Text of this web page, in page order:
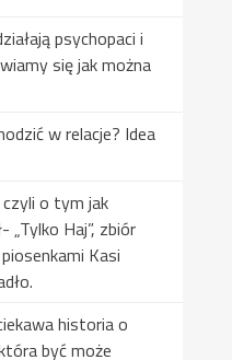
psychopaci i
się jak można
w relacje? Idea
o tym jak
„Tylko Haj”, zbiór
Kasi
historia o
być może